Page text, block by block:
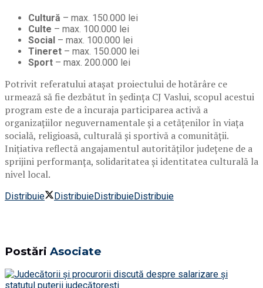
Cultură – max. 150.000 lei
Culte – max. 100.000 lei
Social – max. 100.000 lei
Tineret – max. 150.000 lei
Sport – max. 200.000 lei
Potrivit referatului atașat proiectului de hotărâre ce
urmează să fie dezbătut în ședința CJ Vaslui, scopul acestui
program este de a încuraja participarea activă a
organizațiilor neguvernamentale și a cetățenilor în viața
socială, religioasă, culturală și sportivă a comunității.
Inițiativa reflectă angajamentul autorităților județene de a
sprijini performanța, solidaritatea și identitatea culturală la
nivel local.
Distribuie DistribuieDistribuieDistribuie
Postări Asociate